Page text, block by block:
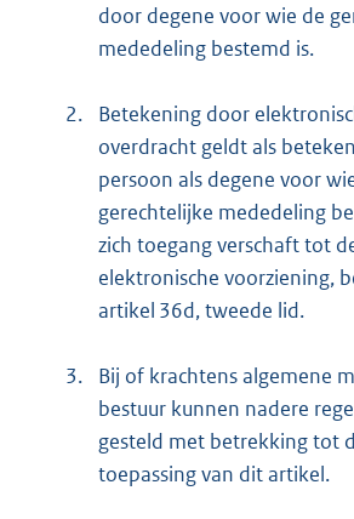
door degene voor wie de
mededeling bestemd is.
2.
Betekening door
overdracht geldt als
persoon als degene voor
gerechtelijke mededeling
zich toegang verschaft tot
elektronische voorziening,
artikel 36d, tweede lid.
3.
Bij of krachtens algemene
bestuur kunnen nadere
gesteld met betrekking tot
toepassing van dit artikel.